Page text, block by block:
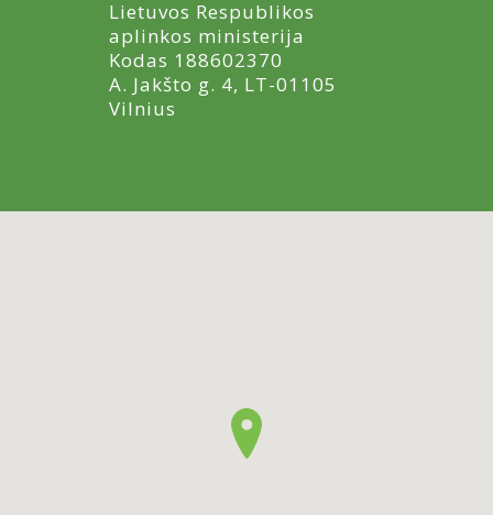
Lietuvos Respublikos
aplinkos ministerija
Kodas 188602370
A. Jakšto g. 4, LT-01105
Vilnius